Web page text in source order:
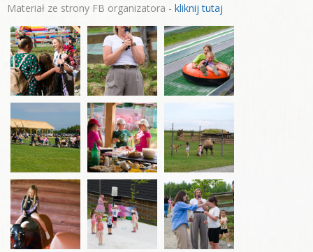
Materiał ze strony FB organizatora - kliknij tutaj